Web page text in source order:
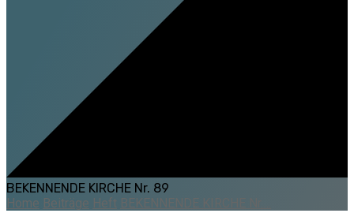
BEKENNENDE KIRCHE Nr. 89
Home Beiträge Heft BEKENNENDE KIRCHE Nr.…